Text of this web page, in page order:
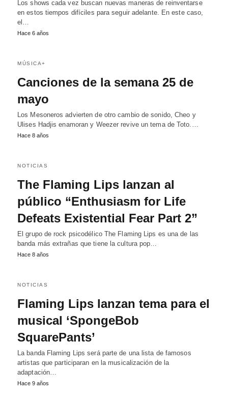
Los shows cada vez buscan nuevas maneras de reinventarse
en estos tiempos difíciles para seguir adelante. En este caso,
el…
Hace 6 años
MÚSICA+
Canciones de la semana 25 de
mayo
Los Mesoneros advierten de otro cambio de sonido, Cheo y
Ulises Hadjis enamoran y Weezer revive un tema de Toto.…
Hace 8 años
NOTICIAS
The Flaming Lips lanzan al
público “Enthusiasm for Life
Defeats Existential Fear Part 2”
El grupo de rock psicodélico The Flaming Lips es una de las
banda más extrañas que tiene la cultura pop…
Hace 8 años
NOTICIAS
Flaming Lips lanzan tema para el
musical ‘SpongeBob
SquarePants’
La banda Flaming Lips será parte de una lista de famosos
artistas que participaran en la musicalización de la
adaptación…
Hace 9 años